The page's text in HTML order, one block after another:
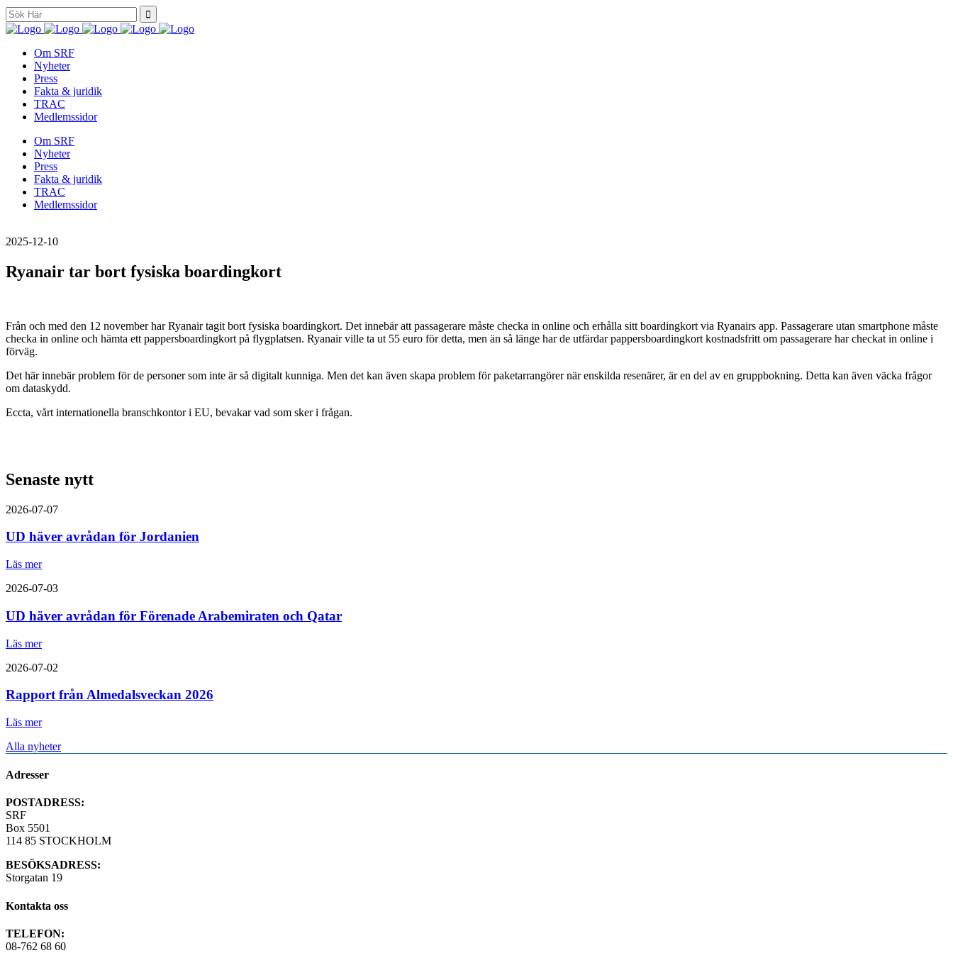
Search
for:
Om SRF
Nyheter
Press
Fakta & juridik
TRAC
Medlemssidor
Om SRF
Nyheter
Press
Fakta & juridik
TRAC
Medlemssidor
2025-12-10
Ryanair tar bort fysiska boardingkort
Från och med den 12 november har Ryanair tagit bort fysiska boardingkort. Det innebär att passagerare måste checka in online och erhålla sitt boardingkort via Ryanairs app. Passagerare utan smartphone måste
checka in online och hämta ett pappersboardingkort på flygplatsen. Ryanair ville ta ut 55 euro för detta, men än så länge har de utfärdar pappersboardingkort kostnadsfritt om passagerare har checkat in online i
förväg.
Det här innebär problem för de personer som inte är så digitalt kunniga. Men det kan även skapa problem för paketarrangörer när enskilda resenärer, är en del av en gruppbokning. Detta kan även väcka frågor
om dataskydd.
Eccta, vårt internationella branschkontor i EU, bevakar vad som sker i frågan.
Senaste nytt
2026-07-07
UD häver avrådan för Jordanien
Läs mer
2026-07-03
UD häver avrådan för Förenade Arabemiraten och Qatar
Läs mer
2026-07-02
Rapport från Almedalsveckan 2026
Läs mer
Alla nyheter
Adresser
POSTADRESS:
SRF
Box 5501
114 85 STOCKHOLM
BESÖKSADRESS:
Storgatan 19
Kontakta oss
TELEFON:
08-762 68 60